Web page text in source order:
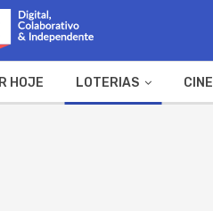
HOJE LOTERIAS